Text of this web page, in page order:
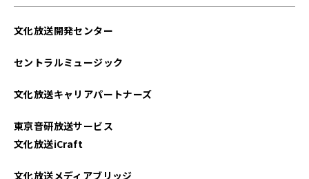
2025年06月
2025年01月
文化放送開発センター
セントラルミュージック
文化放送キャリアパートナーズ
東京音研放送サービス
文化放送iCraft
文化放送メディアブリッジ